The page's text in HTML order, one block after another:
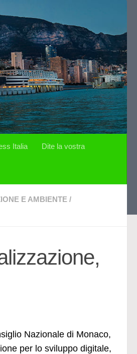
Italia Dite la vostra
E AMBIENTE /
Nazionale di Monaco,
per lo sviluppo digitale,